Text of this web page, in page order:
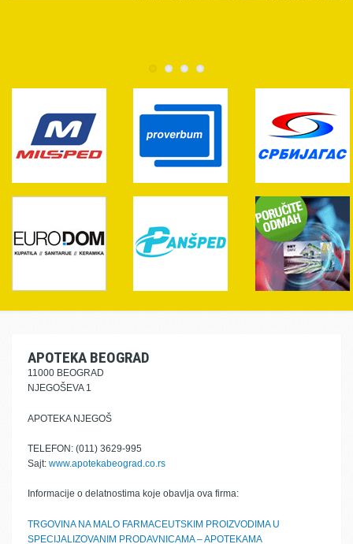
APOTEKA BEOGRAD
11000 BEOGRAD
NJEGOŠEVA 1
APOTEKA NJEGOŠ
TELEFON: (011) 3629-995
Sajt: www.apotekabeograd.co.rs
Informacije o delatnostima koje obavlja ova firma:
TRGOVINA NA MALO FARMACEUTSKIM PROIZVODIMA U
SPECIJALIZOVANIM PRODAVNICAMA – APOTEKAMA